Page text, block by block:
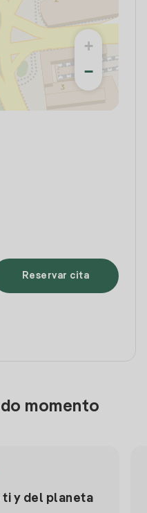
+
−
Reservar cita
momento
ti y del planeta